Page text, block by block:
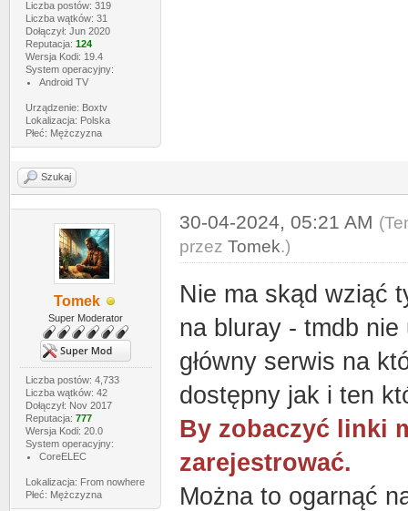
Liczba postów: 319
Liczba wątków: 31
Dołączył: Jun 2020
Reputacja: 124
Wersja Kodi: 19.4
System operacyjny:
Android TV
Urządzenie: Boxtv
Lokalizacja: Polska
Płeć: Mężczyzna
Szukaj
Tomek
Super Moderator
Liczba postów: 4,733
Liczba wątków: 42
Dołączył: Nov 2017
Reputacja: 777
Wersja Kodi: 20.0
System operacyjny:
CoreELEC
Lokalizacja: From nowhere
Płeć: Mężczyzna
30-04-2024, 05:21 AM
przez Tomek.)
Nie ma skąd wziąć
na bluray - tmdb
główny serwis na
dostępny jak i ten
By zobaczyć linki
zarejestrować.
Można to ogarnąć